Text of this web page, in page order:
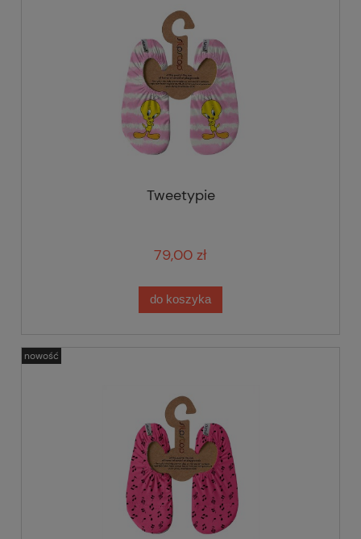
Tweetypie
79,00 zł
do koszyka
nowość